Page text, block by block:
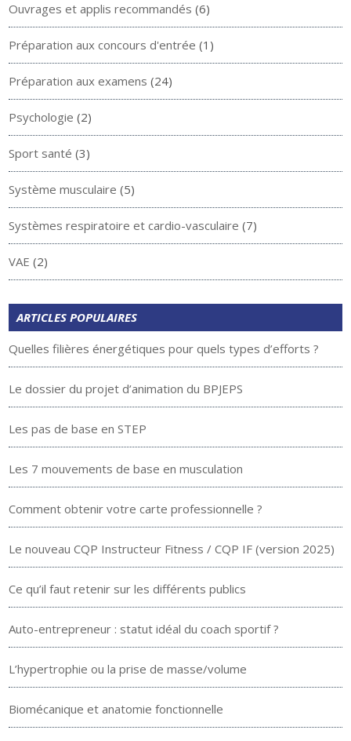
Ouvrages et applis recommandés (6)
Préparation aux concours d'entrée (1)
Préparation aux examens (24)
Psychologie (2)
Sport santé (3)
Système musculaire (5)
Systèmes respiratoire et cardio-vasculaire (7)
VAE (2)
ARTICLES POPULAIRES
Quelles filières énergétiques pour quels types d’efforts ?
Le dossier du projet d’animation du BPJEPS
Les pas de base en STEP
Les 7 mouvements de base en musculation
Comment obtenir votre carte professionnelle ?
Le nouveau CQP Instructeur Fitness / CQP IF (version 2025)
Ce qu’il faut retenir sur les différents publics
Auto-entrepreneur : statut idéal du coach sportif ?
L’hypertrophie ou la prise de masse/volume
Biomécanique et anatomie fonctionnelle